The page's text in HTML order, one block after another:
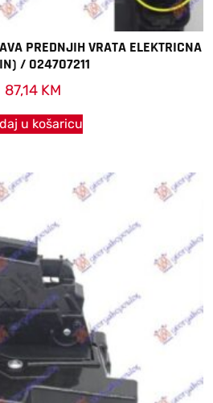
PREDNJIH VRATA ELEKTRICNA
/ 024707211
87,14 KM
u košaricu